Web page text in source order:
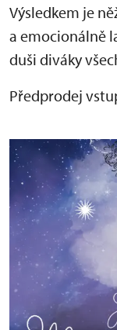
Výsledkem je
a emocionálně
duši diváky
Předprodej